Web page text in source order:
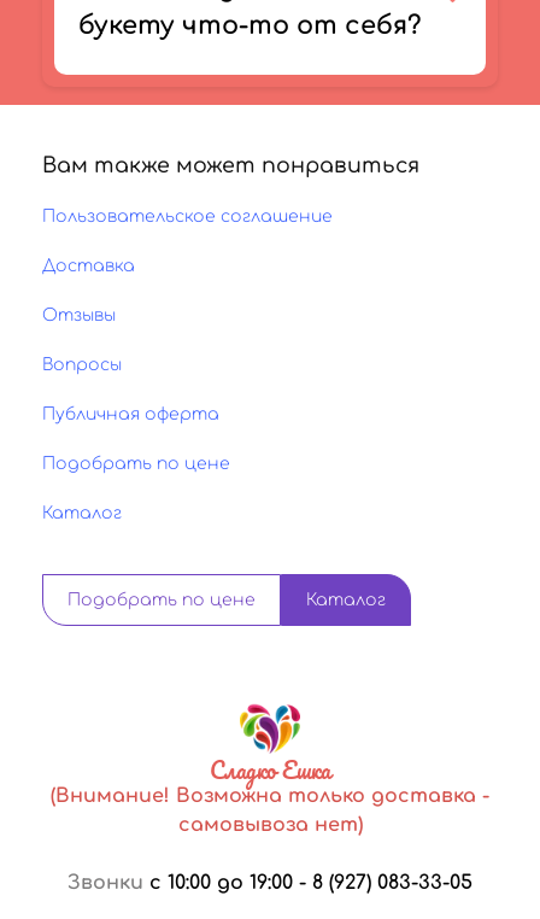
букету что-то от себя?
Вам также может понравиться
Пользовательское соглашение
Доставка
Отзывы
Вопросы
Публичная оферта
Подобрать по цене
Каталог
Подобрать по цене Каталог
Сладко Ешка
(Внимание! Возможна только доставка -
самовывоза нет)
Звонки с 10:00 до 19:00 - 8 (927) 083-33-05